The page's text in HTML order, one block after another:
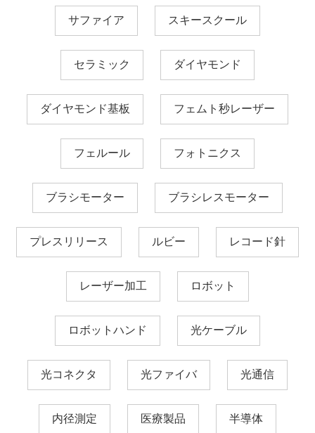
サファイア スキースクール
セラミック ダイヤモンド
ダイヤモンド基板 フェムト秒レーザー
フェルール フォトニクス
ブラシモーター ブラシレスモーター
プレスリリース ルビー レコード針
レーザー加工 ロボット
ロボットハンド 光ケーブル
光コネクタ 光ファイバ 光通信
内径測定 医療製品 半導体